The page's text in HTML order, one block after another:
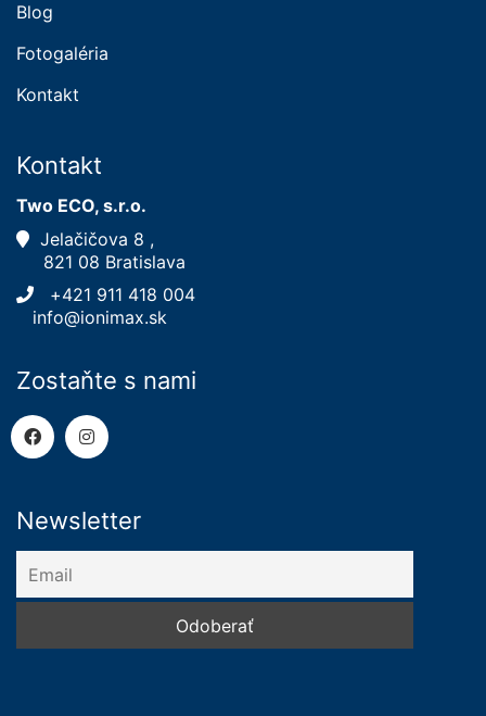
Blog
Fotogaléria
Kontakt
Kontakt
Two ECO, s.r.o.
Jelačičova 8 ,
821 08 Bratislava
+421 911 418 004
info@ionimax.sk
Zostaňte s nami
Newsletter